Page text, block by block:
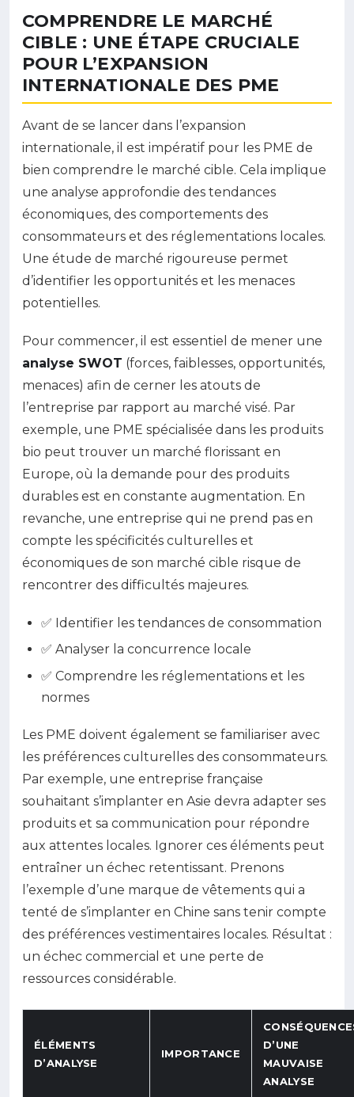
COMPRENDRE LE MARCHÉ
CIBLE : UNE ÉTAPE CRUCIALE
POUR L’EXPANSION
INTERNATIONALE DES PME
Avant de se lancer dans l’expansion
internationale, il est impératif pour les PME de
bien comprendre le marché cible. Cela implique
une analyse approfondie des tendances
économiques, des comportements des
consommateurs et des réglementations locales.
Une étude de marché rigoureuse permet
d’identifier les opportunités et les menaces
potentielles.
Pour commencer, il est essentiel de mener une
analyse SWOT (forces, faiblesses, opportunités,
menaces) afin de cerner les atouts de
l’entreprise par rapport au marché visé. Par
exemple, une PME spécialisée dans les produits
bio peut trouver un marché florissant en
Europe, où la demande pour des produits
durables est en constante augmentation. En
revanche, une entreprise qui ne prend pas en
compte les spécificités culturelles et
économiques de son marché cible risque de
rencontrer des difficultés majeures.
✅ Identifier les tendances de consommation
✅ Analyser la concurrence locale
✅ Comprendre les réglementations et les
normes
Les PME doivent également se familiariser avec
les préférences culturelles des consommateurs.
Par exemple, une entreprise française
souhaitant s’implanter en Asie devra adapter ses
produits et sa communication pour répondre
aux attentes locales. Ignorer ces éléments peut
entraîner un échec retentissant. Prenons
l’exemple d’une marque de vêtements qui a
tenté de s’implanter en Chine sans tenir compte
des préférences vestimentaires locales. Résultat :
un échec commercial et une perte de
ressources considérable.
ÉLÉMENTS
D’ANALYSE
IMPORTANCE
D’UNE
MAUVAISE
ANALYSE